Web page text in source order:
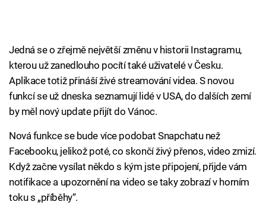
Jedná se o zřejmě největší změnu v historii Instagramu,
kterou už zanedlouho pocítí také uživatelé v Česku.
Aplikace totiž přináší živé streamování videa. S novou
funkcí se už dneska seznamují lidé v USA, do dalších zemí
by měl nový update přijít do Vánoc.
Nová funkce se bude více podobat Snapchatu než
Facebooku, jelikož poté, co skončí živý přenos, video zmizí.
Když začne vysílat někdo s kým jste připojení, přijde vám
notifikace a upozornění na video se taky zobrazí v horním
toku s „příběhy“.